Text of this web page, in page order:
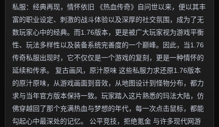
私服：经典再现，情怀依旧 《热血传奇》自问世以来，便以其丰
富的职业设定、刺激的战斗体验以及深厚的社交氛围，成为了无
数玩家心中的经典。而1.76版本，更是被广大玩家视为游戏平衡
性、玩法多样性以及装备系统完善度的一个巅峰。因此，当1.76
传奇私服出现时，它不仅仅是一个游戏的复刻，更是一种情怀的
延续和传承。 复古画风，原汁原味 这些私服力求还原1.76版本
的原汁原味，从游戏画面到音效，从地图设计到怪物分布，都力
求与当年官方版本保持一致。玩家踏入这片熟悉的玛法大陆，仿
佛穿越回了那个充满热血与梦想的年代，每一次点击鼠标，都能
勾起心中最深处的记忆。 公平竞技，拒绝氪金 与许多现代网游